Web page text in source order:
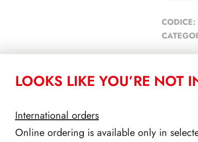
CODICE:
PRODOTTI CORRELATI
LOOKS LIKE YOU’RE NOT
International orders
Online ordering is available only in